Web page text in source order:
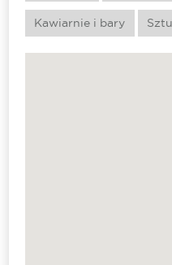
Kawiarnie i bary